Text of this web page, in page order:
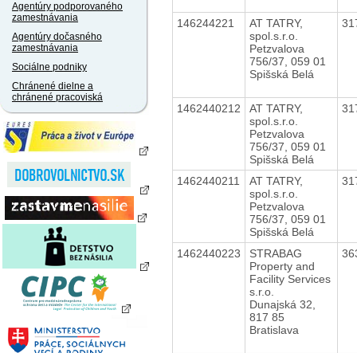
Agentúry podporovaného
zamestnávania
Agentúry dočasného
zamestnávania
Sociálne podniky
Chránené dielne a
chránené pracoviská
146244221
AT TATRY,
spol.s.r.o.
Petzvalova
756/37, 059 01
Spišská Belá
1462440212
AT TATRY,
spol.s.r.o.
Petzvalova
756/37, 059 01
Spišská Belá
1462440211
AT TATRY,
spol.s.r.o.
Petzvalova
756/37, 059 01
Spišská Belá
1462440223
STRABAG
Property and
Facility Services
s.r.o.
Dunajská 32,
817 85
Bratislava